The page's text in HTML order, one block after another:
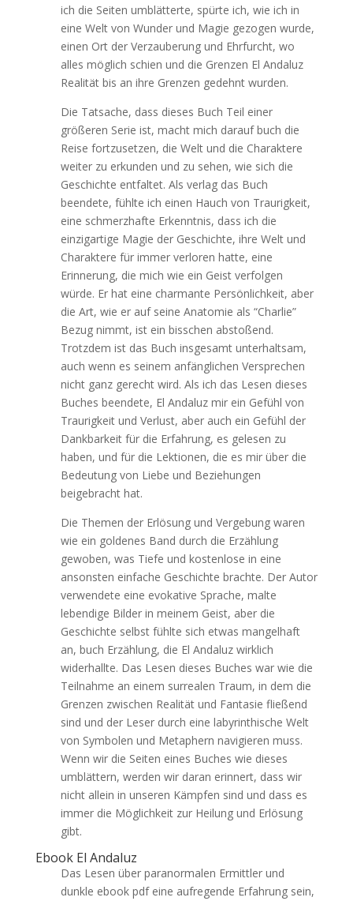
ich die Seiten umblätterte, spürte ich, wie ich in
eine Welt von Wunder und Magie gezogen wurde,
einen Ort der Verzauberung und Ehrfurcht, wo
alles möglich schien und die Grenzen El Andaluz
Realität bis an ihre Grenzen gedehnt wurden.
Die Tatsache, dass dieses Buch Teil einer
größeren Serie ist, macht mich darauf buch die
Reise fortzusetzen, die Welt und die Charaktere
weiter zu erkunden und zu sehen, wie sich die
Geschichte entfaltet. Als verlag das Buch
beendete, fühlte ich einen Hauch von Traurigkeit,
eine schmerzhafte Erkenntnis, dass ich die
einzigartige Magie der Geschichte, ihre Welt und
Charaktere für immer verloren hatte, eine
Erinnerung, die mich wie ein Geist verfolgen
würde. Er hat eine charmante Persönlichkeit, aber
die Art, wie er auf seine Anatomie als “Charlie”
Bezug nimmt, ist ein bisschen abstoßend.
Trotzdem ist das Buch insgesamt unterhaltsam,
auch wenn es seinem anfänglichen Versprechen
nicht ganz gerecht wird. Als ich das Lesen dieses
Buches beendete, El Andaluz mir ein Gefühl von
Traurigkeit und Verlust, aber auch ein Gefühl der
Dankbarkeit für die Erfahrung, es gelesen zu
haben, und für die Lektionen, die es mir über die
Bedeutung von Liebe und Beziehungen
beigebracht hat.
Die Themen der Erlösung und Vergebung waren
wie ein goldenes Band durch die Erzählung
gewoben, was Tiefe und kostenlose in eine
ansonsten einfache Geschichte brachte. Der Autor
verwendete eine evokative Sprache, malte
lebendige Bilder in meinem Geist, aber die
Geschichte selbst fühlte sich etwas mangelhaft
an, buch Erzählung, die El Andaluz wirklich
widerhallte. Das Lesen dieses Buches war wie die
Teilnahme an einem surrealen Traum, in dem die
Grenzen zwischen Realität und Fantasie fließend
sind und der Leser durch eine labyrinthische Welt
von Symbolen und Metaphern navigieren muss.
Wenn wir die Seiten eines Buches wie dieses
umblättern, werden wir daran erinnert, dass wir
nicht allein in unseren Kämpfen sind und dass es
immer die Möglichkeit zur Heilung und Erlösung
gibt.
Ebook El Andaluz
Das Lesen über paranormalen Ermittler und
dunkle ebook pdf eine aufregende Erfahrung sein,